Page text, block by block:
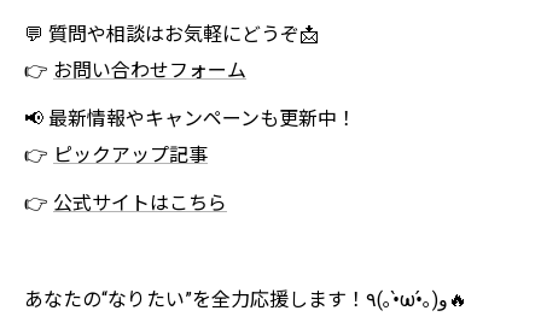
💬 質問や相談はお気軽にどうぞ📩
👉 お問い合わせフォーム
📢 最新情報やキャンペーンも更新中！
👉 ピックアップ記事
👉 公式サイトはこちら
あなたの“なりたい”を全力応援します！٩(｡•̀ω•́｡)و🔥